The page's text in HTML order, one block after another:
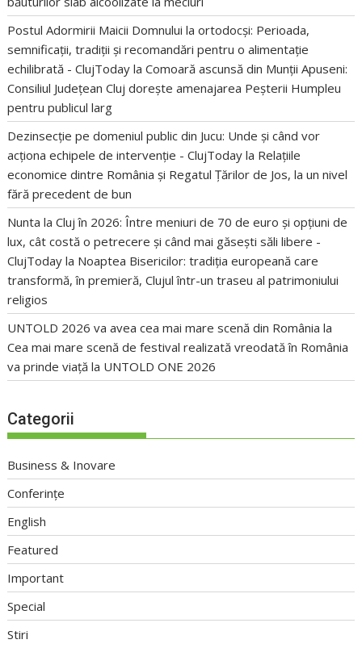
Postul Adormirii Maicii Domnului la ortodocși: Perioada,
semnificații, tradiții și recomandări pentru o alimentație
echilibrată - ClujToday laComoară ascunsă din Munții Apuseni:
Consiliul Județean Cluj dorește amenajarea Peșterii Humpleu
pentru publicul larg
Dezinsecție pe domeniul public din Jucu: Unde și când vor
acționa echipele de intervenție - ClujToday la Relațiile
economice dintre România și Regatul Țărilor de Jos, la un nivel
fără precedent de bun
Nunta la Cluj în 2026: Între meniuri de 70 de euro și opțiuni de
lux, cât costă o petrecere și când mai găsești săli libere -
ClujToday la Noaptea Bisericilor: tradiția europeană care
transformă, în premieră, Clujul într-un traseu al patrimoniului
religios
UNTOLD 2026 va avea cea mai mare scenă din România la
Cea mai mare scenă de festival realizată vreodată în România
va prinde viață la UNTOLD ONE 2026
Categorii
Business & Inovare
Conferințe
English
Featured
Important
Special
Stiri